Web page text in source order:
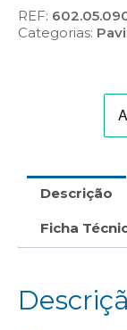
Direcional
(Ref.:
M35-
REF:
Categorias:
Descrição
Ficha